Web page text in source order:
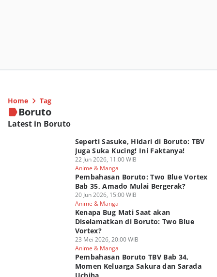
Home Tag
Boruto
Latest in Boruto
Seperti Sasuke, Hidari di Boruto: TBV
Juga Suka Kucing! Ini Faktanya!
22 Jun 2026, 11:00 WIB
Anime & Manga
Pembahasan Boruto: Two Blue Vortex
Bab 35, Amado Mulai Bergerak?
20 Jun 2026, 15:00 WIB
Anime & Manga
Kenapa Bug Mati Saat akan
Diselamatkan di Boruto: Two Blue
Vortex?
23 Mei 2026, 20:00 WIB
Anime & Manga
Pembahasan Boruto TBV Bab 34,
Momen Keluarga Sakura dan Sarada